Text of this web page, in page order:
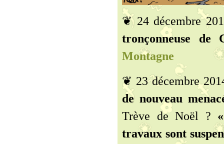
❦ 24 décembre
tronçonneuse
Montagne
❦ 23 décembre
de nouveau
Trève de Noël ?
travaux sont